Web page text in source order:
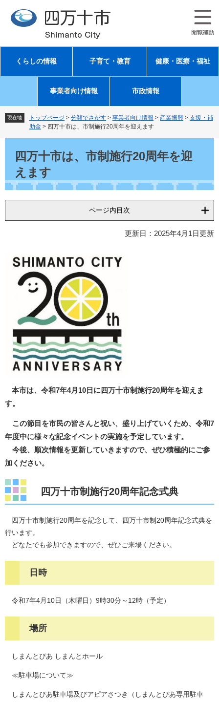
先
す
を
し
文
くらしの情報 子育て・教育 健康・医療・福祉
事業者向け情報 市政情報
現在地 トップページ > 分類でさがす > 事業者向け情報 > 産業振興 > 支援・補
助金 > 四万十市は、市制施行20周年を迎えます
四万十市は、市制施行20周年を迎
えます
ページ内目次
更新日：2025年4月1日更新
本市は、令和7年4月10日に四万十市制施行20周年を迎えま
す。
この節目を市民の皆さんと祝い、盛り上げていくため、令和7
年度中に様々な記念イベントの実施を予定しています。
今後、順次情報を更新していきますので、ぜひ積極的にご参
加ください。
四万十市制施行20周年記念式典
四万十市制施行20周年を記念して、四万十市制20周年記念式典を
行います。
どなたでも参加できますので、ぜひご来場ください。
日時
令和7年4月10日（木曜日）9時30分～12時（予定）
場所
しまんとぴあ しまんとホール
≪駐車場について≫
しまんとぴあ駐車場及びアピアさつき（しまんとぴあ専用駐車